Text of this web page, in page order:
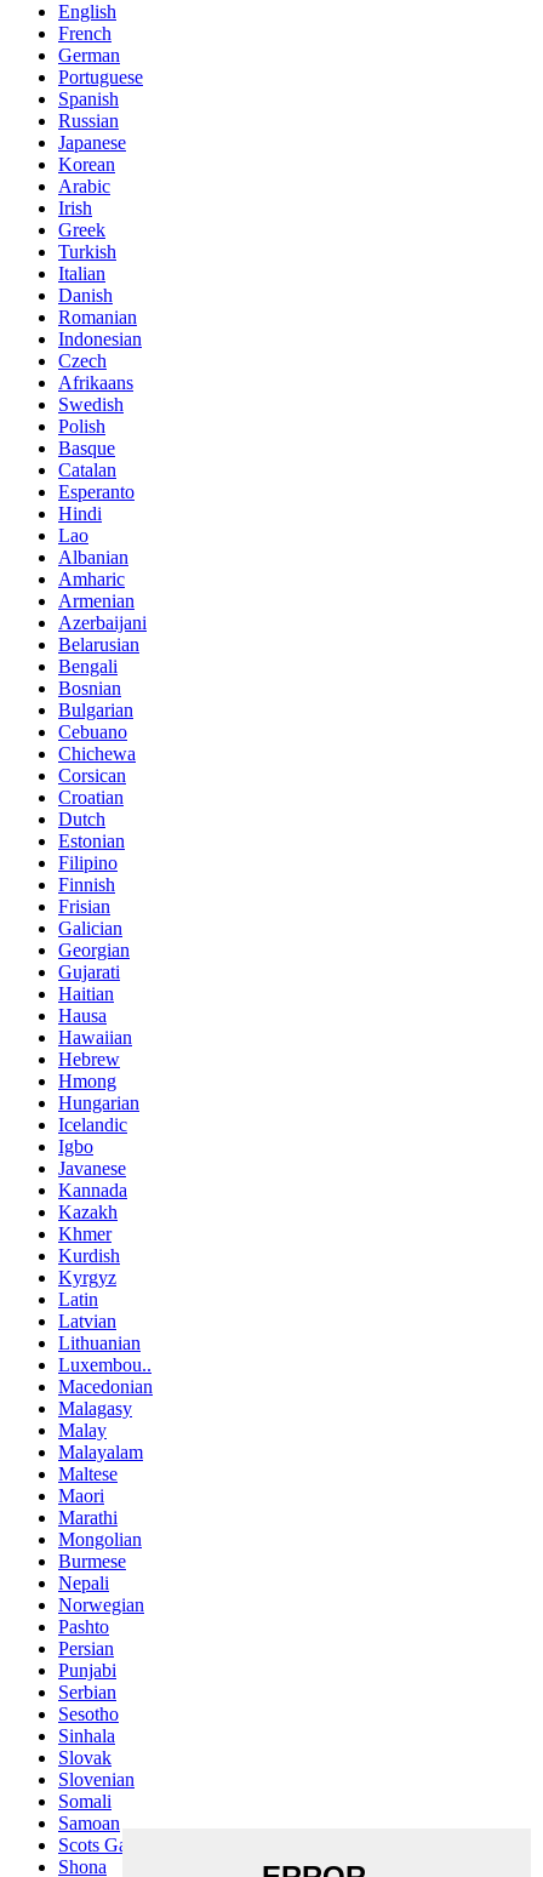
English
French
German
Portuguese
Spanish
Russian
Japanese
Korean
Arabic
Irish
Greek
Turkish
Italian
Danish
Romanian
Indonesian
Czech
Afrikaans
Swedish
Polish
Basque
Catalan
Esperanto
Hindi
Lao
Albanian
Amharic
Armenian
Azerbaijani
Belarusian
Bengali
Bosnian
Bulgarian
Cebuano
Chichewa
Corsican
Croatian
Dutch
Estonian
Filipino
Finnish
Frisian
Galician
Georgian
Gujarati
Haitian
Hausa
Hawaiian
Hebrew
Hmong
Hungarian
Icelandic
Igbo
Javanese
Kannada
Kazakh
Khmer
Kurdish
Kyrgyz
Latin
Latvian
Lithuanian
Luxembou..
Macedonian
Malagasy
Malay
Malayalam
Maltese
Maori
Marathi
Mongolian
Burmese
Nepali
Norwegian
Pashto
Persian
Punjabi
Serbian
Sesotho
Sinhala
Slovak
Slovenian
Somali
Samoan
Scots Gaelic
Shona